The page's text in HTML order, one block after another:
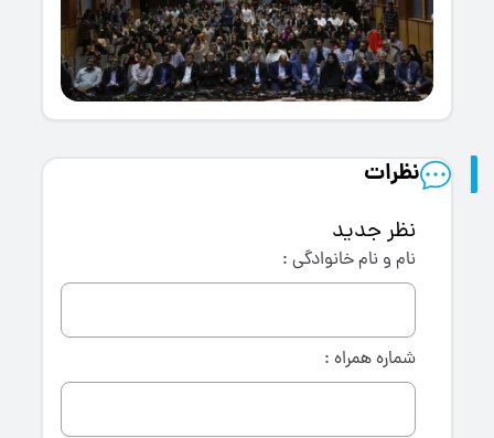
نظرات
نظر جدید
نام و نام خانوادگی :
شماره همراه :